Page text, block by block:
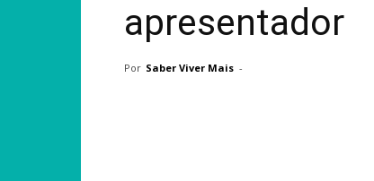
apresentador
Por Saber Viver Mais -